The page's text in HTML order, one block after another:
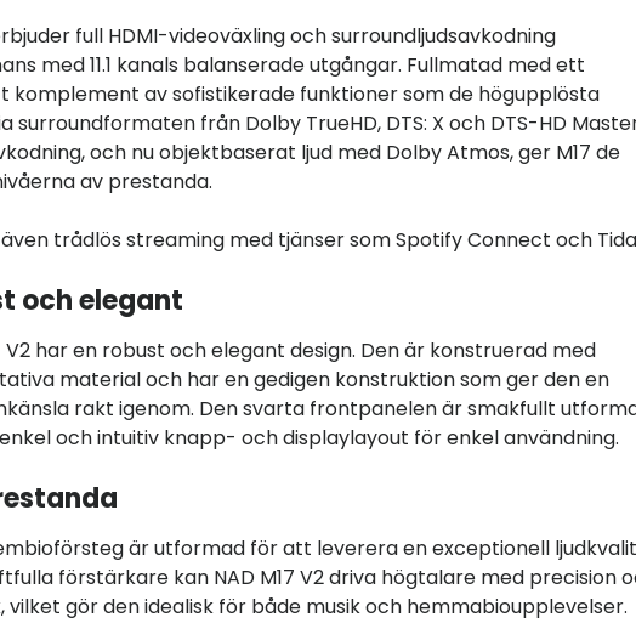
full HDMI-videoväxling och surroundljudsavkodning
med 11.1 kanals balanserade utgångar. Fullmatad med ett
komplement av sofistikerade funktioner som de högupplösta
surroundformaten från Dolby TrueHD, DTS: X och DTS-HD
och nu objektbaserat ljud med Dolby Atmos, ger M17 de
av prestanda.
trådlös streaming med tjänser som Spotify Connect och
och elegant
V2 har en robust och elegant design. Den är konstruerad med
material och har en gedigen konstruktion som ger den en
rakt igenom. Den svarta frontpanelen är smakfullt
och intuitiv knapp- och displaylayout för enkel användning.
är utformad för att leverera en exceptionell
förstärkare kan NAD M17 V2 driva högtalare med precision
vilket gör den idealisk för både musik och hemmabioupplevelser.